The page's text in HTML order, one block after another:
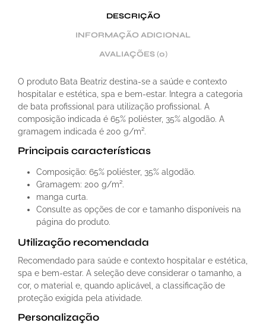
DESCRIÇÃO
INFORMAÇÃO ADICIONAL
AVALIAÇÕES (0)
O produto Bata Beatriz destina-se a saúde e contexto
hospitalar e estética, spa e bem-estar. Integra a categoria
de bata profissional para utilização profissional. A
composição indicada é 65% poliéster, 35% algodão. A
gramagem indicada é 200 g/m².
Principais características
Composição: 65% poliéster, 35% algodão.
Gramagem: 200 g/m².
manga curta.
Consulte as opções de cor e tamanho disponíveis na
página do produto.
Utilização recomendada
Recomendado para saúde e contexto hospitalar e estética,
spa e bem-estar. A seleção deve considerar o tamanho, a
cor, o material e, quando aplicável, a classificação de
proteção exigida pela atividade.
Personalização